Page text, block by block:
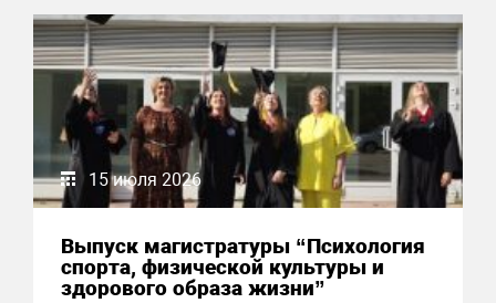
15 июля 2026
Выпуск магистратуры “Психология
спорта, физической культуры и
здорового образа жизни”